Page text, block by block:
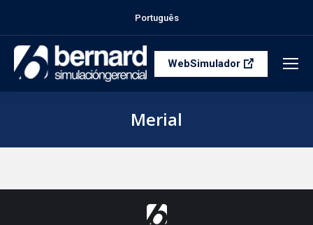
Português
WebSimulador
Merial